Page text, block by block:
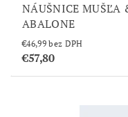
NÁUŠNICE MUŠĽA
ABALONE
€46,99 bez DPH
€57,80